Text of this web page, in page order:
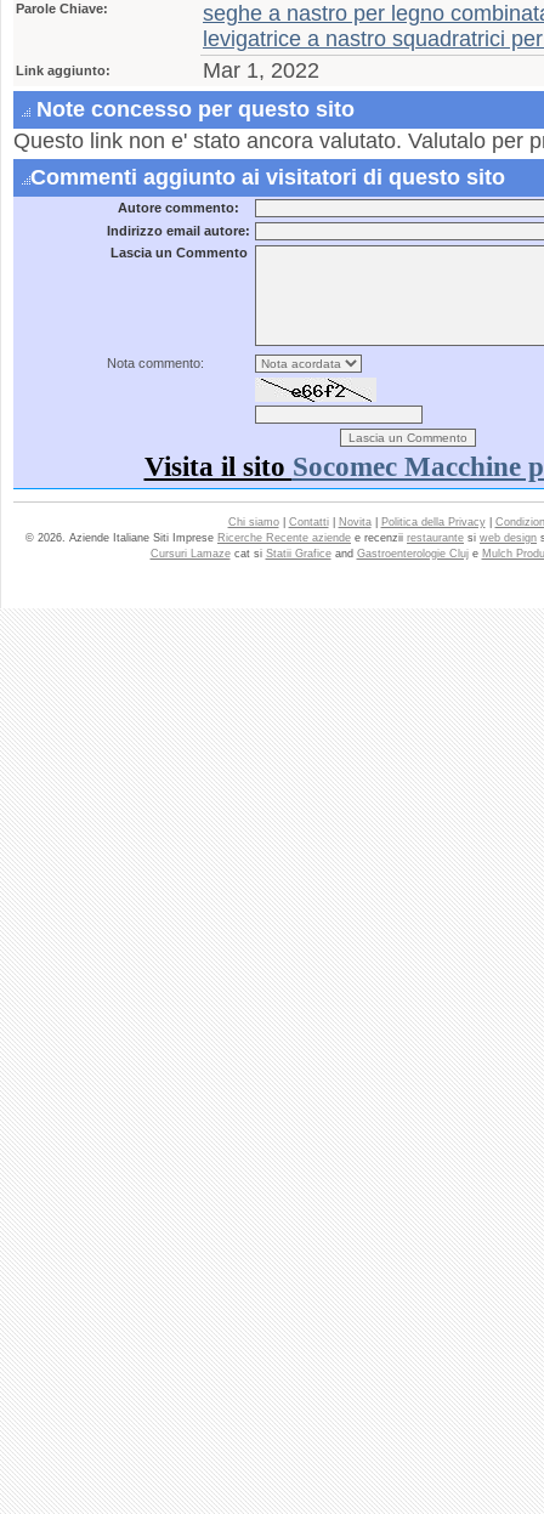
Parole Chiave:
seghe a nastro per legno
levigatrice a nastro squadratrici
Link aggiunto:
Mar 1, 2022
Note concesso per questo sito
Questo link non e' stato ancora valutato. Valutalo per
Commenti aggiunto ai visitatori di questo sito
Autore commento:
Indirizzo email autore:
Lascia un Commento
Nota commento:
Visita il sito Socomec Macchine
Chi siamo| Contatti| Novita| Politica della Privacy|
© 2026. Aziende Italiane Siti Imprese Ricerche Recente aziende e recenzii restaurante si web design
Cursuri Lamazecat si Statii Graficeand Gastroenterologie Cluje Mulch